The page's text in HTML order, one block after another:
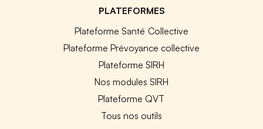
PLATEFORMES
Plateforme Santé Collective
Plateforme Prévoyance collective
Plateforme SIRH
Nos modules SIRH
Plateforme QVT
Tous nos outils